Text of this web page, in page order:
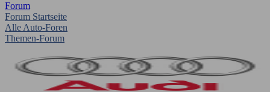
Forum
Forum Startseite
Alle Auto-Foren
Themen-Forum